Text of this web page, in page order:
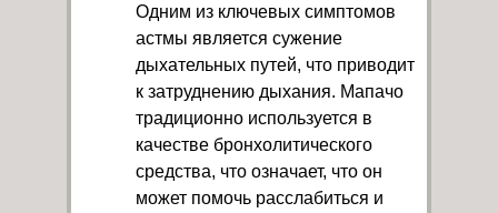
Одним из ключевых симптомов
астмы является сужение
дыхательных путей, что приводит
к затруднению дыхания. Мапачо
традиционно используется в
качестве бронхолитического
средства, что означает, что он
может помочь расслабиться и